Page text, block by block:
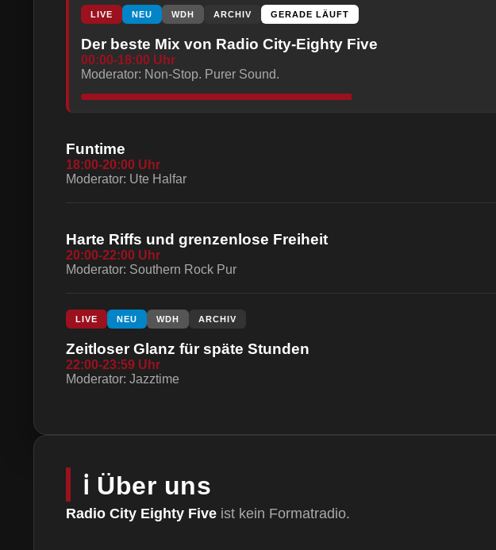
LIVE NEU WDH ARCHIV GERADE LÄUFT
Der beste Mix von Radio City-Eighty Five
00:00-18:00 Uhr
Moderator: Non-Stop. Purer Sound.
Funtime
18:00-20:00 Uhr
Moderator: Ute Halfar
Harte Riffs und grenzenlose Freiheit
20:00-22:00 Uhr
Moderator: Southern Rock Pur
LIVE NEU WDH ARCHIV
Zeitloser Glanz für späte Stunden
22:00-23:59 Uhr
Moderator: Jazztime
ℹ️ Über uns
Radio City Eighty Five ist kein Formatradio.